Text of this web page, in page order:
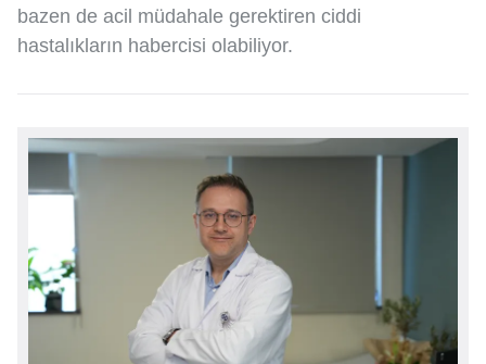
bazen de acil müdahale gerektiren ciddi
hastalıkların habercisi olabiliyor.